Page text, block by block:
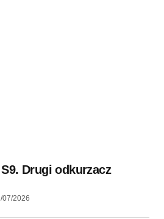
Drugi odkurzacz
07/2026